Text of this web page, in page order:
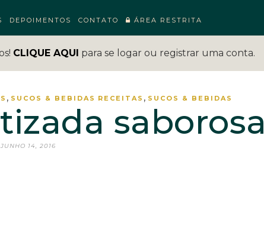
DEPOIMENTOS CONTATO ÁREA RESTRITA
CLIQUE AQUI para se logar ou registrar uma conta.
, SUCOS & BEBIDAS RECEITAS , SUCOS & BEBIDAS
saborosa
JUNHO 14, 2016